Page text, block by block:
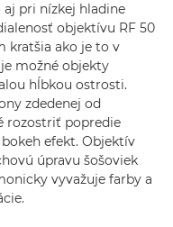
aj pri nízkej hladine
objektívu RF 50
kratšia ako je to v
je možné objekty
hĺbkou ostrosti.
zdedenej od
rozostriť popredie
efekt. Objektív
úpravu šošoviek
vyvažuje farby a